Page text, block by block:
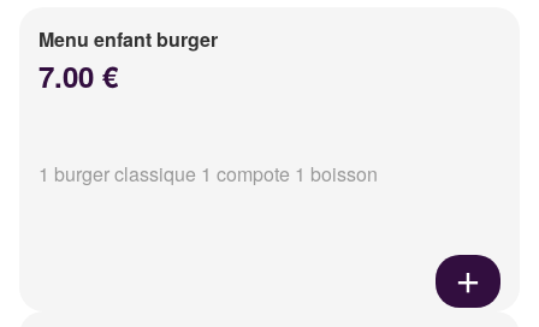
Menu enfant burger
7.00 €
1 burger classique 1 compote 1 boisson